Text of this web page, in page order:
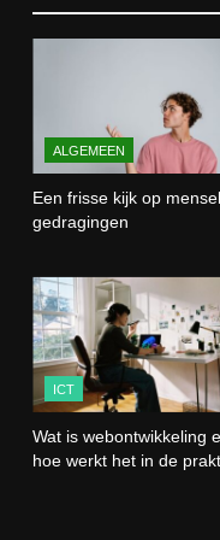
3
4
ALGEMEEN
Een frisse kijk op
gedragingen
ICT
Wat is webontwikkeling
hoe werkt het in de